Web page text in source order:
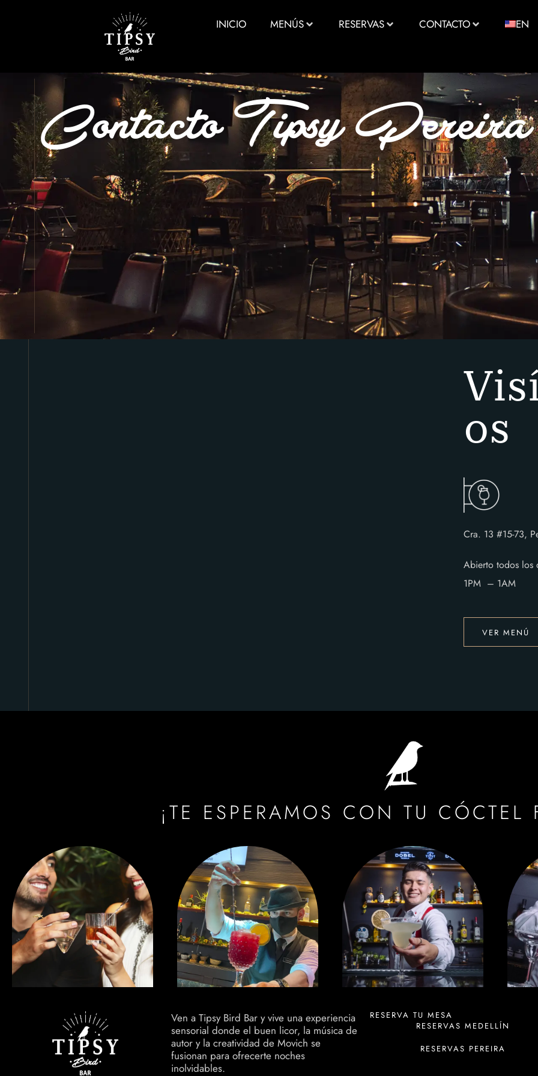
INICIO MENÚS RESERVAS CONTACTO EN
Contacto Tipsy Pereira
os
Cra. 13 #15-73,
Abierto todos los
1PM – 1AM
VER MENÚ
¡TE ESPERAMOS CON TU CÓCTEL
Ven a Tipsy Bird Bar y vive una experiencia
sensorial donde el buen licor, la música de
autor y la creatividad de Movich se
fusionan para ofrecerte noches
inolvidables.
RESERVA TU MESA
RESERVAS MEDELLÍN
RESERVAS PEREIRA